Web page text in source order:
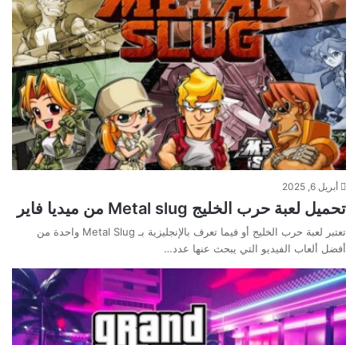
أبريل 6, 2025
تحميل لعبة حرب الخليج Metal slug من ميديا فاير
تعتبر لعبة حرب الخليج أو فيما تعرف بالإنجليزية بـ Metal Slug واحدة من
أفضل ألعاب الفيديو التي يبحث عنها عدد…